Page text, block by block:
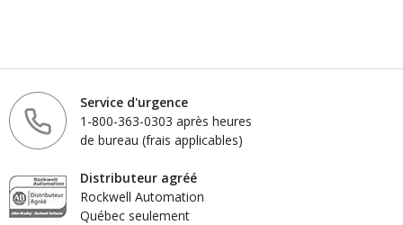
Service d'urgence
1-800-363-0303 après heures
de bureau (frais applicables)
Distributeur agréé
Rockwell Automation
Québec seulement